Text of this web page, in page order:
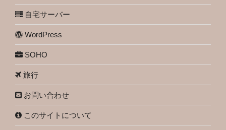
自宅サーバー
WordPress
SOHO
旅行
お問い合わせ
このサイトについて